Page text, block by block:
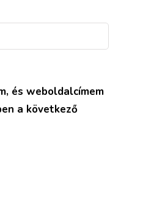
és weboldalcímem
a következő